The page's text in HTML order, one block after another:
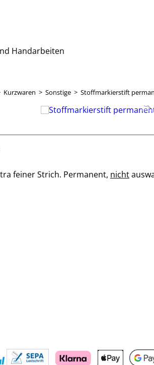
Handarbeiten
Kurzwaren > Sonstige > Stoffmarkierstift
feiner Strich. Permanent, nicht